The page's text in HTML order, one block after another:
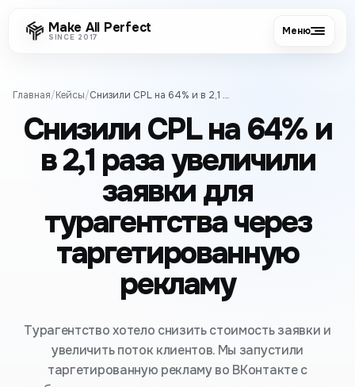
Make All Perfect
SINCE 2017 Меню
Главная/Кейсы/ Снизили CPL на 64% и в 2,1 раза увеличили заявки для турагентства через таргетированную рекламу
Снизили CPL на 64% и
в 2,1 раза увеличили
заявки для
турагентства через
таргетированную
рекламу
Турагентство хотело снизить стоимость заявки и
увеличить поток клиентов. Мы запустили
таргетированную рекламу во ВКонтакте с